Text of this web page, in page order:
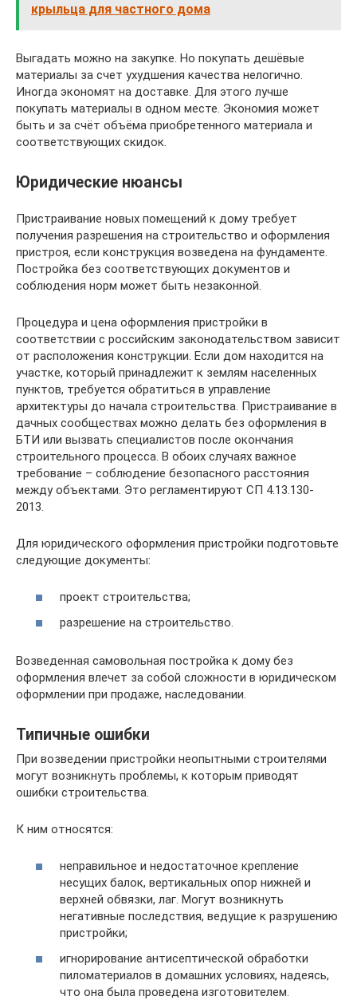
крыльца для частного дома
Выгадать можно на закупке. Но покупать дешёвые
материалы за счет ухудшения качества нелогично.
Иногда экономят на доставке. Для этого лучше
покупать материалы в одном месте. Экономия может
быть и за счёт объёма приобретенного материала и
соответствующих скидок.
Юридические нюансы
Пристраивание новых помещений к дому требует
получения разрешения на строительство и оформления
пристроя, если конструкция возведена на фундаменте.
Постройка без соответствующих документов и
соблюдения норм может быть незаконной.
Процедура и цена оформления пристройки в
соответствии с российским законодательством зависит
от расположения конструкции. Если дом находится на
участке, который принадлежит к землям населенных
пунктов, требуется обратиться в управление
архитектуры до начала строительства. Пристраивание в
дачных сообществах можно делать без оформления в
БТИ или вызвать специалистов после окончания
строительного процесса. В обоих случаях важное
требование – соблюдение безопасного расстояния
между объектами. Это регламентируют СП 4.13.130-
2013.
Для юридического оформления пристройки подготовьте
следующие документы:
проект строительства;
разрешение на строительство.
Возведенная самовольная постройка к дому без
оформления влечет за собой сложности в юридическом
оформлении при продаже, наследовании.
Типичные ошибки
При возведении пристройки неопытными строителями
могут возникнуть проблемы, к которым приводят
ошибки строительства.
К ним относятся:
неправильное и недостаточное крепление
несущих балок, вертикальных опор нижней и
верхней обвязки, лаг. Могут возникнуть
негативные последствия, ведущие к разрушению
пристройки;
игнорирование антисептической обработки
пиломатериалов в домашних условиях, надеясь,
что она была проведена изготовителем.